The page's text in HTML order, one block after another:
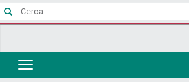
Salta
Toggle
navigation